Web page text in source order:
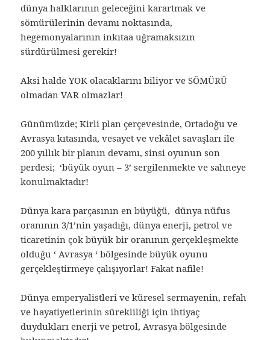
dünya halklarının geleceğini karartmak ve
sömürülerinin devamı noktasında,
hegemonyalarının inkıtaa uğramaksızın
sürdürülmesi gerekir!
Aksi halde YOK olacaklarını biliyor ve SÖMÜRÜ
olmadan VAR olmazlar!
Günümüzde; Kirli plan çerçevesinde, Ortadoğu ve
Avrasya kıtasında, vesayet ve vekâlet savaşları ile
200 yıllık bir planın devamı, sinsi oyunun son
perdesi; ‘büyük oyun – 3’ sergilenmekte ve sahneye
konulmaktadır!
Dünya kara parçasının en büyüğü, dünya nüfus
oranının 3/1’nin yaşadığı, dünya enerji, petrol ve
ticaretinin çok büyük bir oranının gerçekleşmekte
olduğu ‘ Avrasya ‘ bölgesinde büyük oyunu
gerçekleştirmeye çalışıyorlar! Fakat nafile!
Dünya emperyalistleri ve küresel sermayenin, refah
ve hayatiyetlerinin sürekliliği için ihtiyaç
duydukları enerji ve petrol, Avrasya bölgesinde